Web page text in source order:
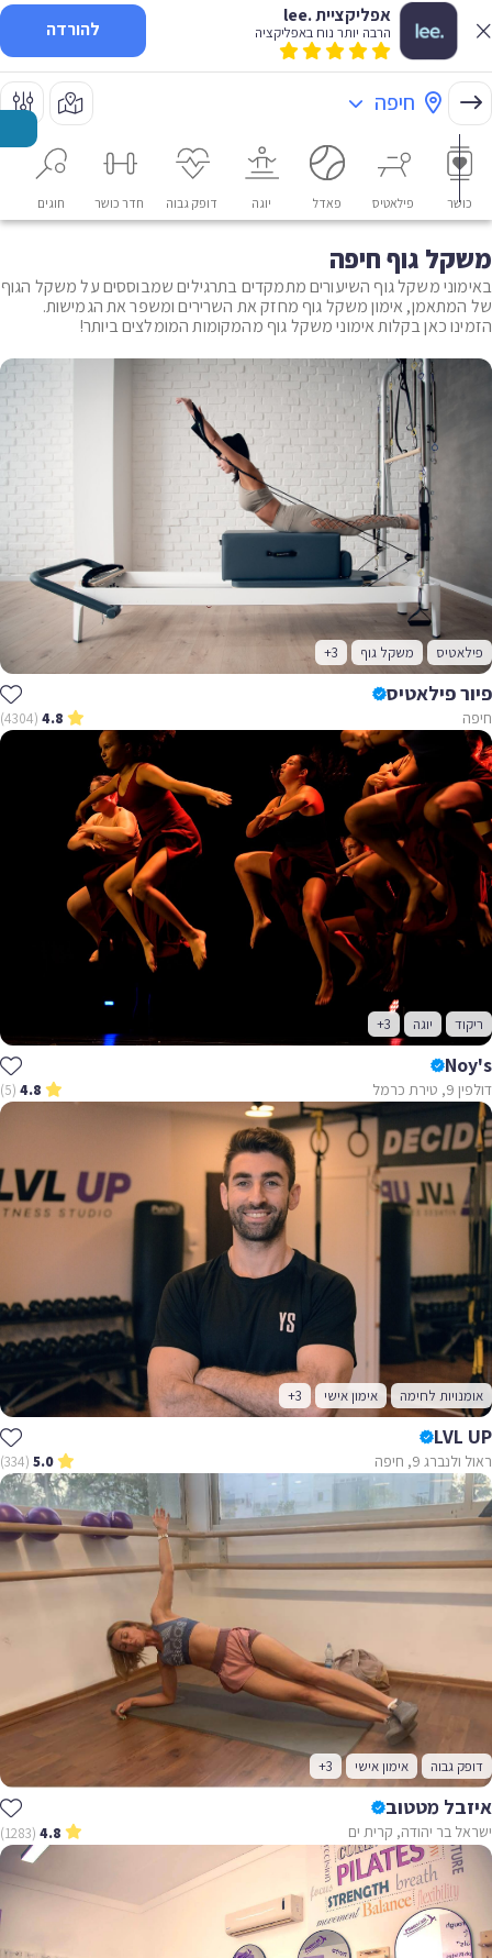
אפליקציית .lee
הרבה יותר נוח באפליקציה להורדה
חיפה
כושר פילאטיס פאדל יוגה דופק גבוה חדר כושר חוגים
משקל גוף חיפה
באימוני משקל גוף השיעורים מתמקדים בתרגילים שמבוססים על משקל הגוף
של המתאמן, אימון משקל גוף מחזק את השרירים ומשפר את הגמישות.
הזמינו כאן בקלות אימוני משקל גוף מהמקומות המומלצים ביותר!
פילאטיס משקל גוף +3
פיור פילאטיס
חיפה 4.8
(4304)
ריקוד יוגה +3
Noy's
דולפין 9, טירת כרמל 4.8
(5)
אומנויות לחימה אימון אישי +3
LVL UP
ראול ולנברג 9, חיפה 5.0
(334)
דופק גבוה אימון אישי +3
איזבל מטטוב
ישראל בר יהודה, קרית ים 4.8
(1283)